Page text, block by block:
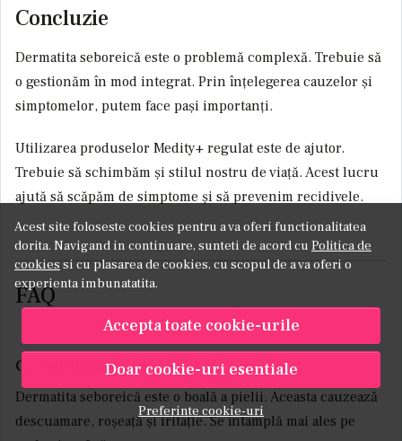
Concluzie
Dermatita seboreică este o problemă complexă. Trebuie să
o gestionăm în mod integrat. Prin înțelegerea cauzelor și
simptomelor, putem face pași importanți.
Utilizarea produselor Medity+ regulat este de ajutor.
Trebuie să schimbăm și stilul nostru de viață. Acest lucru
ajută să scăpăm de simptome și să prevenim recidivele.
FAQ
Ce este dermatita seboreică?
Dermatita seboreică este o boală a pielii. Aceasta cauzează
descuamare, roșeață și iritație. Se întâmplă mai ales pe
Acest site foloseste cookies pentru a va oferi functionalitatea
dorita. Navigand in continuare, sunteti de acord cu Politica de
cookies si cu plasarea de cookies, cu scopul de a va oferi o
experienta imbunatatita.
Accepta toate cookie-urile
Doar cookie-uri esentiale
Preferinte cookie-uri